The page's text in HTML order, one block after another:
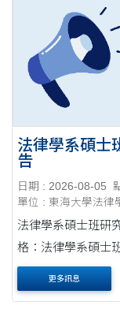
法律學系碩士
告
日期 : 2026-08-05
單位 : 東海大學法律
法律學系碩士班研究生
格：法律學系碩士
有研究潛力，且前
內者，經兩位副教
更多訊息